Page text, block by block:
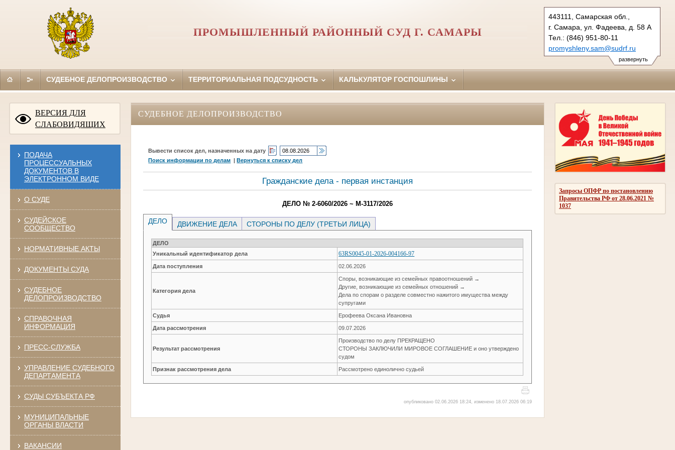
развернуть
443111, Самарская обл.,
г. Самара, ул. Фадеева, д. 58 А
Тел.: (846) 951-80-11
promyshleny.sam@sudrf.ru
ПРОМЫШЛЕННЫЙ РАЙОННЫЙ СУД Г. САМАРЫ
СУДЕБНОЕ ДЕЛОПРОИЗВОДСТВО ТЕРРИТОРИАЛЬНАЯ ПОДСУДНОСТЬ КАЛЬКУЛЯТОР ГОСПОШЛИНЫ
ВЕРСИЯ ДЛЯ
СЛАБОВИДЯЩИХ
ПОДАЧА
ПРОЦЕССУАЛЬНЫХ
ДОКУМЕНТОВ В
ЭЛЕКТРОННОМ ВИДЕ
О СУДЕ
СУДЕЙСКОЕ
СООБЩЕСТВО
НОРМАТИВНЫЕ АКТЫ
ДОКУМЕНТЫ СУДА
СУДЕБНОЕ
ДЕЛОПРОИЗВОДСТВО
СПРАВОЧНАЯ
ИНФОРМАЦИЯ
ПРЕСС-СЛУЖБА
УПРАВЛЕНИЕ СУДЕБНОГО
ДЕПАРТАМЕНТА
СУДЫ СУБЪЕКТА РФ
МУНИЦИПАЛЬНЫЕ
ОРГАНЫ ВЛАСТИ
ВАКАНСИИ
Запросы ОПФР по постановлению
Правительства РФ от 28.06.2021 №
1037
СУДЕБНОЕ ДЕЛОПРОИЗВОДСТВО
Вывести список дел, назначенных на дату
Поиск информации по делам |Вернуться к списку дел
Гражданские дела - первая инстанция
ДЕЛО № 2-6060/2026 ~ М-3117/2026
ДЕЛО ДВИЖЕНИЕ ДЕЛА СТОРОНЫ ПО ДЕЛУ (ТРЕТЬИ ЛИЦА)
ДЕЛО
Уникальный идентификатор дела
63RS0045-01-2026-004166-97
Дата поступления 02.06.2026
Категория дела
Споры, возникающие из семейных правоотношений →
Другие, возникающие из семейных отношений →
Дела по спорам о разделе совместно нажитого имущества между
супругами
Судья Ерофеева Оксана Ивановна
Дата рассмотрения 09.07.2026
Результат рассмотрения
Производство по делу ПРЕКРАЩЕНО
СТОРОНЫ ЗАКЛЮЧИЛИ МИРОВОЕ СОГЛАШЕНИЕ и оно утверждено
судом
Признак рассмотрения дела Рассмотрено единолично судьей
опубликовано 02.06.2026 18:24, изменено 18.07.2026 06:19